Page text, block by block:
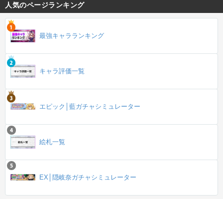
人気のページランキング
最強キャラランキング
キャラ評価一覧
エピック│藍ガチャシミュレーター
絵札一覧
EX│隠岐奈ガチャシミュレーター